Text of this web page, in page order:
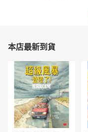
又到了年底充滿節慶氛圍
本店最新到貨